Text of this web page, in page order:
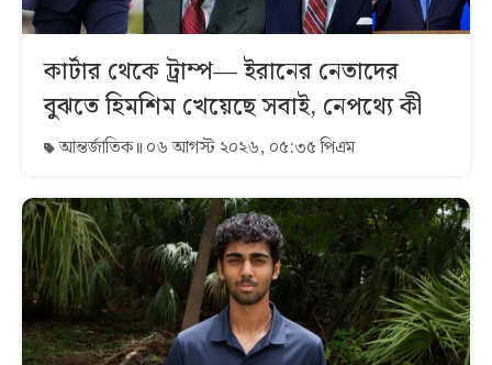
কার্টার থেকে ট্রাম্প— ইরানের নেতাদের
বুঝতে হিমশিম খেয়েছে সবাই, নেপথ্যে কী
আন্তর্জাতিক ০৬ আগস্ট ২০২৬, ০৫:৩৫ পিএম